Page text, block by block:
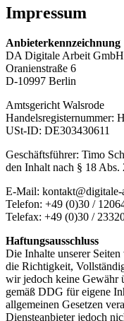
Impressum
Anbieterkennzeichnung
DA Digitale Arbeit GmbH
Oranienstraße 6
D-10997 Berlin
Amtsgericht Walsrode
Handelsregisternummer:
USt-ID: DE303430611
Geschäftsführer: Timo
den Inhalt nach § 18
E-Mail: kontakt@digitale-
Telefon: +49 (0)30 /
Telefax: +49 (0)30 /
Haftungsausschluss
Die Inhalte unserer
die Richtigkeit,
wir jedoch keine Gewähr
gemäß DDG für eigene
allgemeinen Gesetzen
Diensteanbieter jedoch